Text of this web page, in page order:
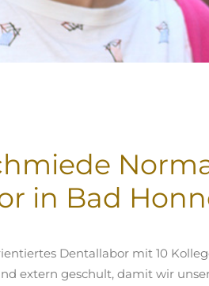
in Bad
Dentallabor mit 10
extern geschult, damit wir